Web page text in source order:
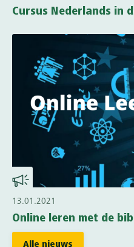
Cursus Nederlands in
13.01.2021
Online leren met de bib
Alle nieuws